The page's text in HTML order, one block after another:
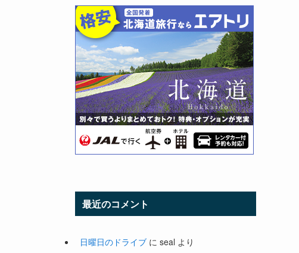
最近のコメント
日曜日のドライブ に seal より